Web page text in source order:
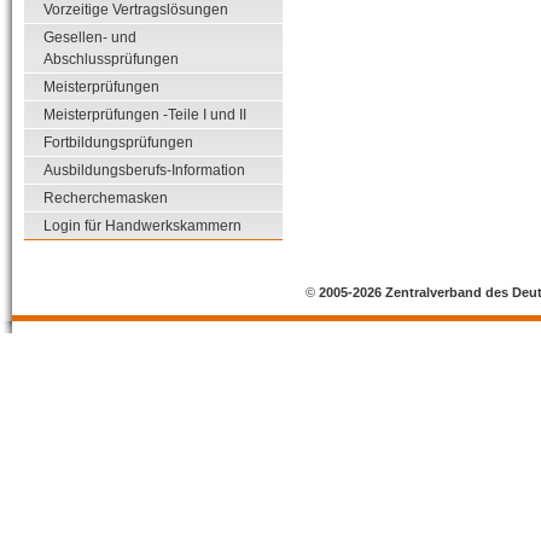
Vorzeitige Vertragslösungen
Gesellen- und
Abschlussprüfungen
Meisterprüfungen
Meisterprüfungen -Teile I und II
Fortbildungsprüfungen
Ausbildungsberufs-Information
Recherchemasken
Login für Handwerkskammern
© 2005-2026 Zentralverband des